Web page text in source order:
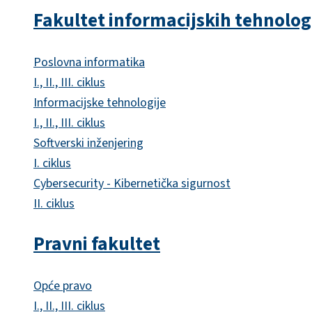
Fakultet informacijskih
Poslovna informatika
I., II., III. ciklus
Informacijske tehnologije
I., II., III. ciklus
Softverski inženjering
I. ciklus
Cybersecurity - Kibernetička sigurnost
II. ciklus
Pravni fakultet
Opće pravo
I., II., III. ciklus